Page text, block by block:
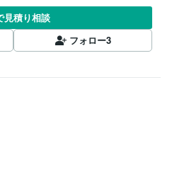
見積り相談
フォロー3